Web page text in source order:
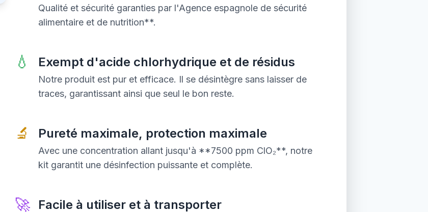
Qualité et sécurité garanties par l'Agence espagnole de sécurité
alimentaire et de nutrition**.
💧 Exempt d'acide chlorhydrique et de résidus
Notre produit est pur et efficace. Il se désintègre sans laisser de
traces, garantissant ainsi que seul le bon reste.
🔬 Pureté maximale, protection maximale
Avec une concentration allant jusqu'à **7500 ppm ClO₂**, notre
kit garantit une désinfection puissante et complète.
🚀 Facile à utiliser et à transporter